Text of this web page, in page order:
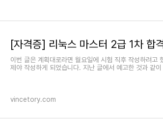
[자격증] 리눅스 마스터 2급 1차 합
이번 글은 계획대로라면 월요일에 시험 직후 작성하려고
제야 작성하게 되었습니다. 지난 글에서 예고한 것과 같
vincetory.com